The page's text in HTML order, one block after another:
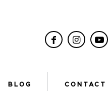
BLOG CONTACT